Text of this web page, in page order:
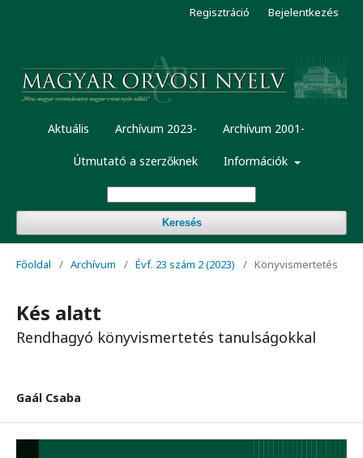
Aktuális Archívum 2023- Archívum 2001-
Útmutató a szerzőknek Információk
Keresés
Regisztráció Bejelentkezés
Főoldal / Archívum / Évf. 23 szám 2 (2023) / Könyvismertetés
Kés alatt
Rendhagyó könyvismertetés tanulságokkal
Gaál Csaba